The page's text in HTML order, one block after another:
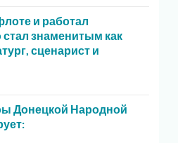
и работал
знаменитым как
сценарист и
Донецкой Народной